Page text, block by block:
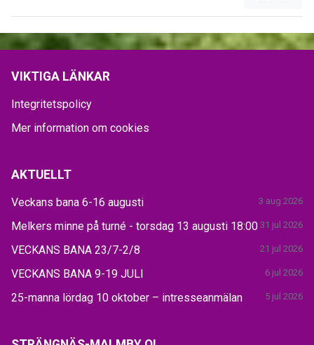
VIKTIGA LÄNKAR
Integritetspolicy
Mer information om cookies
AKTUELLT
Veckans bana 6-16 augusti 3 aug 2026
Melkers minne på turné - torsdag 13 augusti 18:00 31 jul 2026
VECKANS BANA 23/7-2/8 21 jul 2026
VECKANS BANA 9-19 JULI 6 jul 2026
25-manna lördag 10 oktober – intresseanmälan 5 jul 2026